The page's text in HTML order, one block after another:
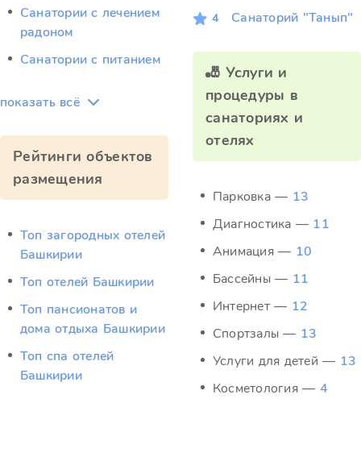
Санатории с лечением
радоном
Санатории с питанием
показать всё
Рейтинги объектов
размещения
Топ загородных отелей
Башкирии
Топ отелей Башкирии
Топ пансионатов и
дома отдыха Башкирии
Топ спа отелей
Башкирии
4 Санаторий "Танып"
🎳 Услуги и
процедуры в
санаториях и
отелях
Парковка — 13
Диагностика — 11
Анимация — 10
Бассейны — 11
Интернет — 12
Спортзалы — 13
Услуги для детей — 13
Косметология — 4